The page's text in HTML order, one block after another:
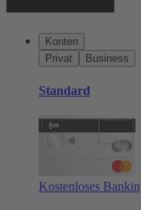
Konten
Privat
Business
Standard
Kostenloses